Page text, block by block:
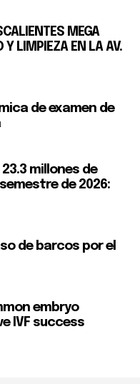
MEGA
Y LIMPIEZA EN LA AV.
de examen de
millones de
de 2026:
de barcos por el
embryo
IVF success